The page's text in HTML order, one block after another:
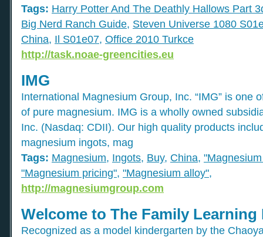
Tags: Harry Potter And The Deathly Hallows Part
Big Nerd Ranch Guide, Steven Universe 1080
China, Il S01e07, Office 2010 Turkce
http://task.noae-greencities.eu
IMG
International Magnesium Group, Inc. “IMG” is one
of pure magnesium. IMG is a wholly owned
Inc. (Nasdaq: CDII). Our high quality products
magnesium ingots, mag
Tags: Magnesium, Ingots, Buy, China,
"Magnesium pricing", "Magnesium alloy",
http://magnesiumgroup.com
Welcome to The Family Learning
Recognized as a model kindergarten by the